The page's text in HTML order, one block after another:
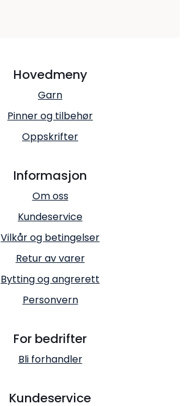
Hovedmeny
Garn
Pinner og tilbehør
Oppskrifter
Informasjon
Om oss
Kundeservice
Vilkår og betingelser
Retur av varer
Bytting og angrerett
Personvern
For bedrifter
Bli forhandler
Kundeservice